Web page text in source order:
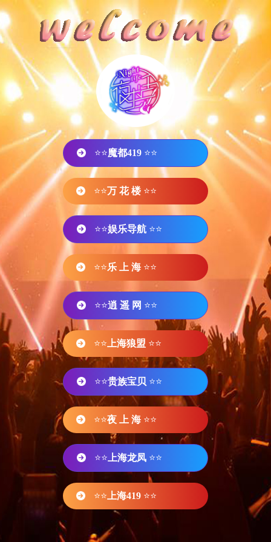
⭐⭐魔都419 ⭐⭐
⭐⭐万 花 楼 ⭐⭐
⭐⭐娱乐导航 ⭐⭐
⭐⭐乐 上 海 ⭐⭐
⭐⭐逍 遥 网 ⭐⭐
⭐⭐ 上海狼盟 ⭐⭐
⭐⭐贵族宝贝 ⭐⭐
⭐⭐夜 上 海 ⭐⭐
⭐⭐ 上海龙凤 ⭐⭐
⭐⭐ 上海419 ⭐⭐